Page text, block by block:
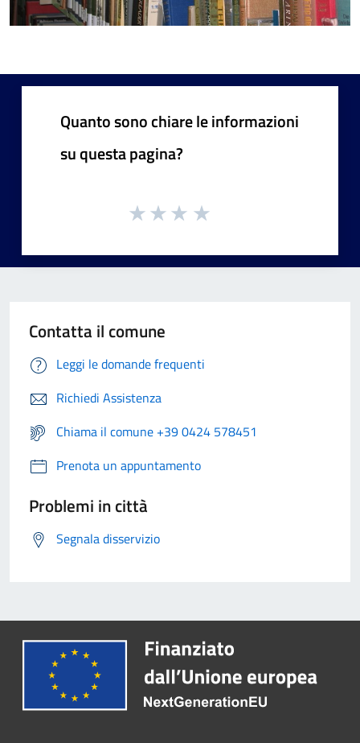
Quanto sono chiare le informazioni
su questa pagina?
Contatta il comune
Leggi le domande frequenti
Richiedi Assistenza
Chiama il comune +39 0424 578451
Prenota un appuntamento
Problemi in città
Segnala disservizio